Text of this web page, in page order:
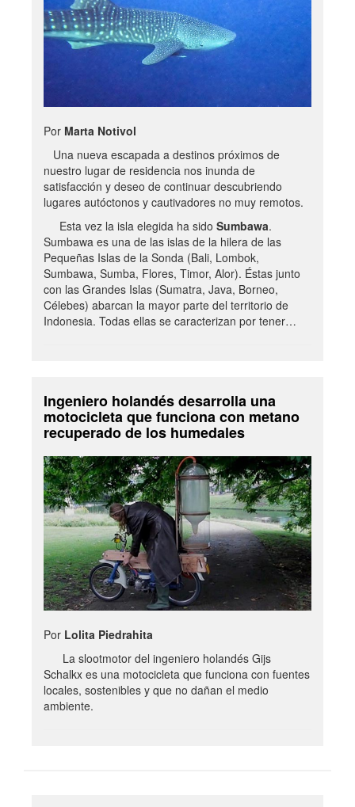
Por Marta Notivol
Una nueva escapada a destinos próximos de
nuestro lugar de residencia nos inunda de
satisfacción y deseo de continuar descubriendo
lugares autóctonos y cautivadores no muy remotos.
Esta vez la isla elegida ha sido Sumbawa.
Sumbawa es una de las islas de la hilera de las
Pequeñas Islas de la Sonda (Bali, Lombok,
Sumbawa, Sumba, Flores, Timor, Alor). Éstas junto
con las Grandes Islas (Sumatra, Java, Borneo,
Célebes) abarcan la mayor parte del territorio de
Indonesia. Todas ellas se caracterizan por tener…
Ingeniero holandés desarrolla una
motocicleta que funciona con metano
recuperado de los humedales
Por Lolita Piedrahita
La slootmotor del ingeniero holandés Gijs
Schalkx es una motocicleta que funciona con fuentes
locales, sostenibles y que no dañan el medio
ambiente.